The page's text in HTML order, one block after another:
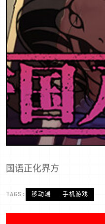
国语正化界方
TAGS: 移动端 手机游戏